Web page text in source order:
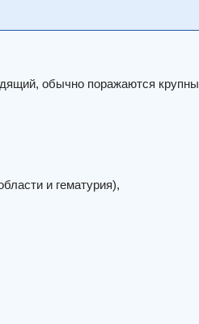
обычно поражаются
и гематурия),